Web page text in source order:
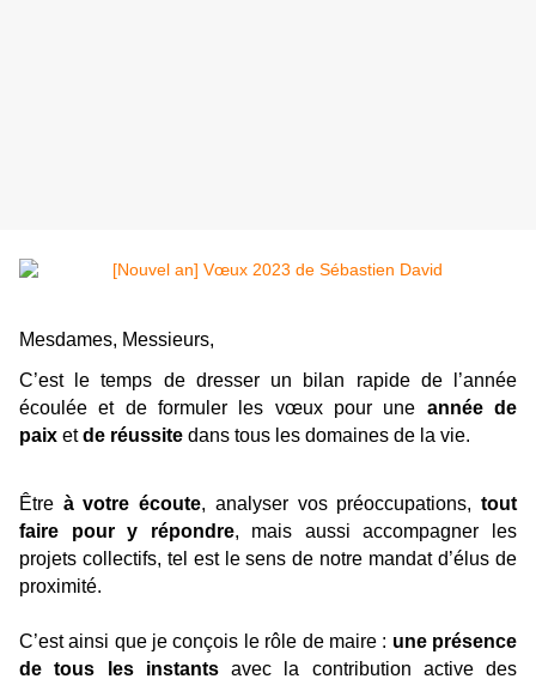
Mesdames, Messieurs,
C’est le temps de dresser un bilan rapide de l’année
écoulée et de formuler les vœux pour une année de
paix et de réussite dans tous les domaines de la vie.
Être à votre écoute, analyser vos préoccupations, tout
faire pour y répondre, mais aussi accompagner les
projets collectifs, tel est le sens de notre mandat d’élus de
proximité.
C’est ainsi que je conçois le rôle de maire : une présence
de tous les instants
avec la contribution active des